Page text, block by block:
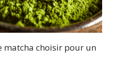
matcha choisir pour un